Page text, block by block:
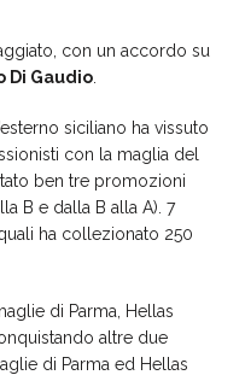
con un accordo su
Di Gaudio
siciliano ha vissuto
con la maglia del
ben tre promozioni
B e dalla B alla A). 7
ha collezionato 250
di Parma, Hellas
altre due
di Parma ed Hellas